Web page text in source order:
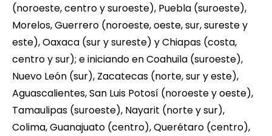
(noroeste, centro y suroeste), Puebla (suroeste),
Morelos, Guerrero (noroeste, oeste, sur, sureste y
este), Oaxaca (sur y sureste) y Chiapas (costa,
centro y sur); e iniciando en Coahuila (suroeste),
Nuevo León (sur), Zacatecas (norte, sur y este),
Aguascalientes, San Luis Potosí (noroeste y oeste),
Tamaulipas (suroeste), Nayarit (norte y sur),
Colima, Guanajuato (centro), Querétaro (centro),